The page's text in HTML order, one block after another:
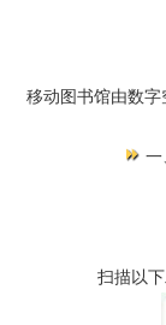
移动图书馆由数字
一
访
扫描以下二